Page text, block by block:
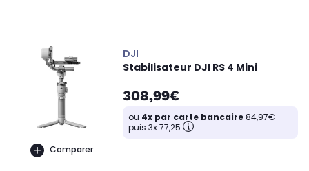
Comparer
DJI
Stabilisateur DJI RS 4 Mini
308,99€
ou 4x par carte bancaire84,97€
puis 3x 77,25